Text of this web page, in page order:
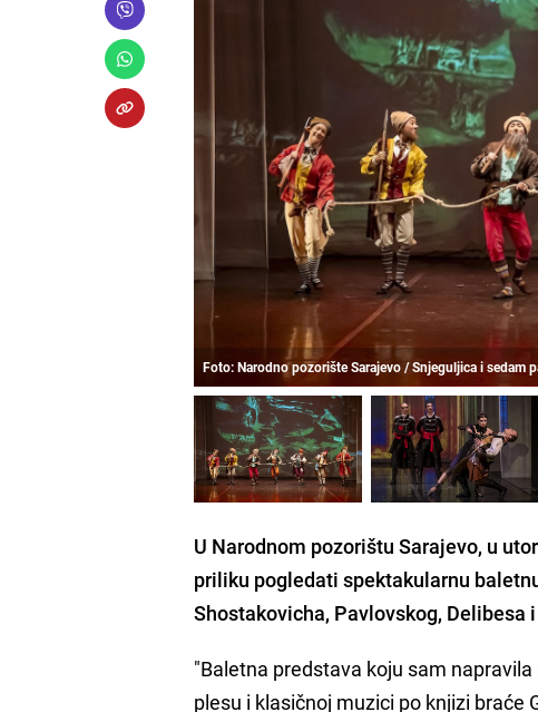
Foto: Narodno pozorište Sarajevo / Snjeguljica i sedam
U Narodnom pozorištu Sarajevo, u
priliku pogledati spektakularnu
Shostakovicha, Pavlovskog,
"Baletna predstava koju sam
plesu i klasičnoj muzici po knjizi